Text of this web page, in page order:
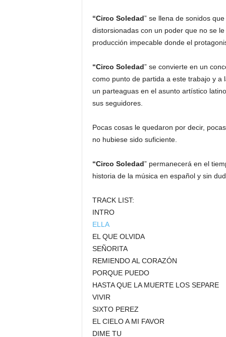
“Circo Soledad” se llena de sonidos
distorsionadas con un poder que no se
producción impecable donde el
“Circo Soledad” se convierte en un
como punto de partida a este trabajo y a
un parteaguas en el asunto artístico
sus seguidores.
Pocas cosas le quedaron por decir,
no hubiese sido suficiente.
“Circo Soledad” permanecerá en el
historia de la música en español y sin
TRACK LIST:
INTRO
ELLA
EL QUE OLVIDA
SEÑORITA
REMIENDO AL CORAZÓN
PORQUE PUEDO
HASTA QUE LA MUERTE LOS SEPARE
VIVIR
SIXTO PEREZ
EL CIELO A MI FAVOR
DIME TU